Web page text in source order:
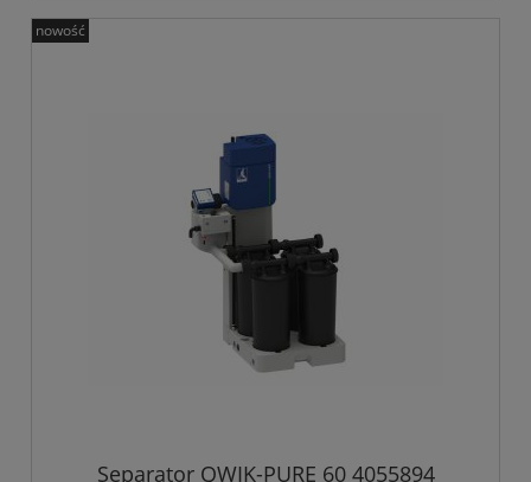
Separator QWIK-PURE 60 4055894
nowość